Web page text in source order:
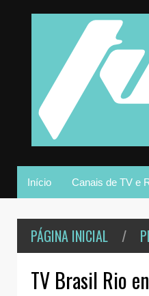
Início Canais de TV e
PÁGINA INICIAL /
TV Brasil Rio